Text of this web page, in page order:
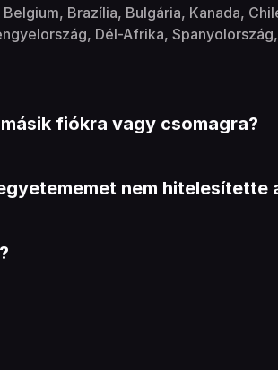
Brazília, Bulgária, Kanada,
Dél-Afrika,
fiókra vagy csomagra?
nem hitelesítette